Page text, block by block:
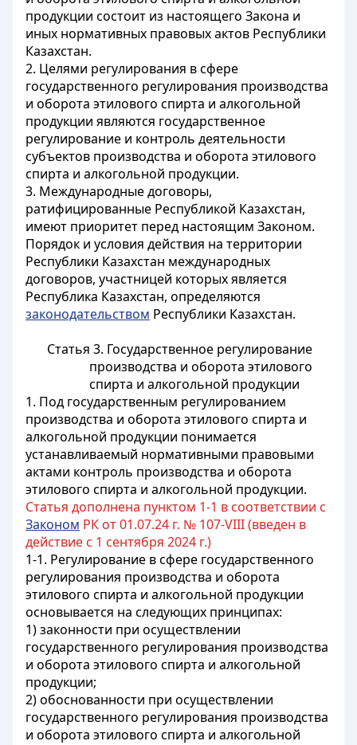
продукции состоит из настоящего Закона и
иных нормативных правовых актов Республики
Казахстан.
2. Целями регулирования в сфере
государственного регулирования производства
и оборота этилового спирта и алкогольной
продукции являются государственное
регулирование и контроль деятельности
субъектов производства и оборота этилового
спирта и алкогольной продукции.
3. Международные договоры,
ратифицированные Республикой Казахстан,
имеют приоритет перед настоящим Законом.
Порядок и условия действия на территории
Республики Казахстан международных
договоров, участницей которых является
Республика Казахстан, определяются
законодательством Республики Казахстан.
Статья 3. Государственное регулирование
производства и оборота этилового
спирта и алкогольной продукции
1. Под государственным регулированием
производства и оборота этилового спирта и
алкогольной продукции понимается
устанавливаемый нормативными правовыми
актами контроль производства и оборота
этилового спирта и алкогольной продукции.
Статья дополнена пунктом 1-1 в соответствии с
Законом РК от 01.07.24 г. № 107-VIII (введен в
действие с 1 сентября 2024 г.)
1-1. Регулирование в сфере государственного
регулирования производства и оборота
этилового спирта и алкогольной продукции
основывается на следующих принципах:
1) законности при осуществлении
государственного регулирования производства
и оборота этилового спирта и алкогольной
продукции;
2) обоснованности при осуществлении
государственного регулирования производства
и оборота этилового спирта и алкогольной